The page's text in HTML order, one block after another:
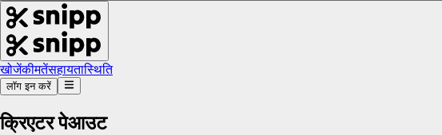
खोजेंकीमतेंसहायतास्थिति
लॉग इन करें
क्रिएटर पेआउट